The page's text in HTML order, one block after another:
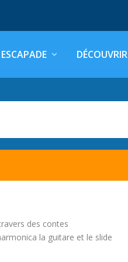
ESCAPADE DÉCOUVRIR
des contes
la guitare et le slide